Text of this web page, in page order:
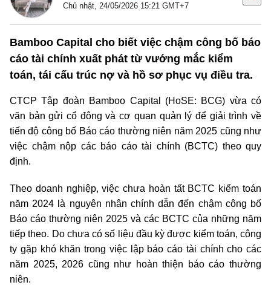
Chủ nhật, 24/05/2026 15:21 GMT+7
Bamboo Capital cho biết việc chậm công bố báo
cáo tài chính xuất phát từ vướng mắc kiểm
toán, tái cấu trúc nợ và hồ sơ phục vụ điều tra.
CTCP Tập đoàn Bamboo Capital (HoSE: BCG) vừa có
văn bản gửi cổ đông và cơ quan quản lý để giải trình về
tiến độ công bố Báo cáo thường niên năm 2025 cũng như
việc chậm nộp các báo cáo tài chính (BCTC) theo quy
định.
Theo doanh nghiệp, việc chưa hoàn tất BCTC kiểm toán
năm 2024 là nguyên nhân chính dẫn đến chậm công bố
Báo cáo thường niên 2025 và các BCTC của những năm
tiếp theo. Do chưa có số liệu đầu kỳ được kiểm toán, công
ty gặp khó khăn trong việc lập báo cáo tài chính cho các
năm 2025, 2026 cũng như hoàn thiện báo cáo thường
niên.